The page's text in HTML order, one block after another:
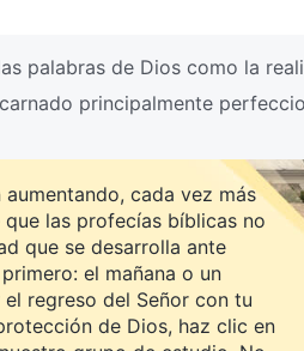
palabras de Dios como la
principalmente
cada vez más
las profecías bíblicas no
que se desarrolla ante
el mañana o un
regreso del Señor con tu
de Dios, haz clic en